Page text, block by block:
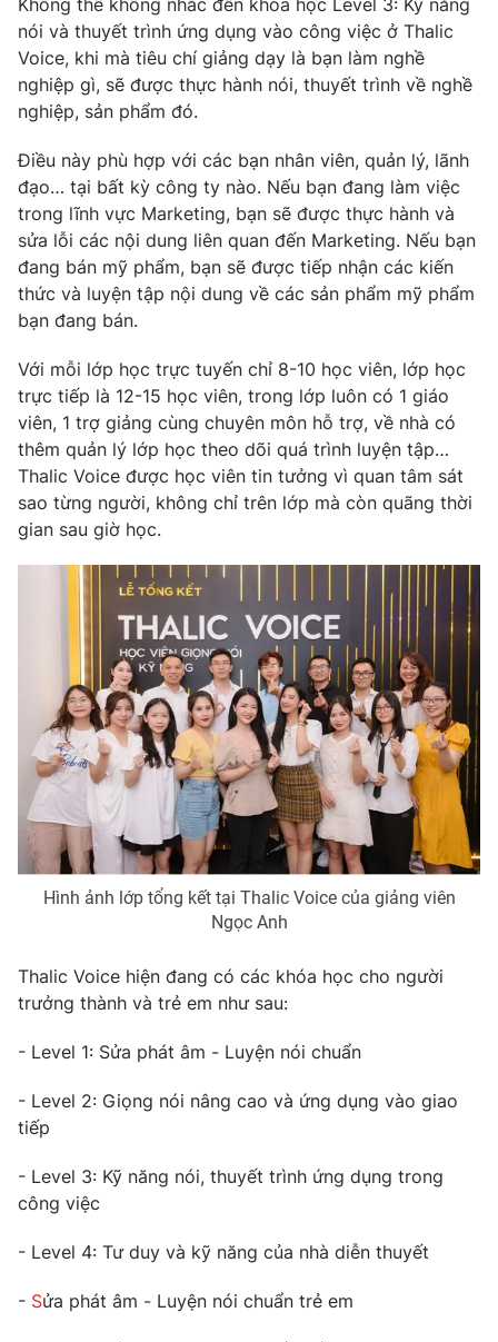
Không thể không nhắc đến khóa học Level 3: Kỹ năng
nói và thuyết trình ứng dụng vào công việc ở Thalic
Voice, khi mà tiêu chí giảng dạy là bạn làm nghề
nghiệp gì, sẽ được thực hành nói, thuyết trình về nghề
nghiệp, sản phẩm đó.
Điều này phù hợp với các bạn nhân viên, quản lý, lãnh
đạo… tại bất kỳ công ty nào. Nếu bạn đang làm việc
trong lĩnh vực Marketing, bạn sẽ được thực hành và
sửa lỗi các nội dung liên quan đến Marketing. Nếu bạn
đang bán mỹ phẩm, bạn sẽ được tiếp nhận các kiến
thức và luyện tập nội dung về các sản phẩm mỹ phẩm
bạn đang bán.
Với mỗi lớp học trực tuyến chỉ 8-10 học viên, lớp học
trực tiếp là 12-15 học viên, trong lớp luôn có 1 giáo
viên, 1 trợ giảng cùng chuyên môn hỗ trợ, về nhà có
thêm quản lý lớp học theo dõi quá trình luyện tập…
Thalic Voice được học viên tin tưởng vì quan tâm sát
sao từng người, không chỉ trên lớp mà còn quãng thời
gian sau giờ học.
Hình ảnh lớp tổng kết tại Thalic Voice của giảng viên
Ngọc Anh
Thalic Voice hiện đang có các khóa học cho người
trưởng thành và trẻ em như sau:
- Level 1: Sửa phát âm - Luyện nói chuẩn
- Level 2: Giọng nói nâng cao và ứng dụng vào giao
tiếp
- Level 3: Kỹ năng nói, thuyết trình ứng dụng trong
công việc
- Level 4: Tư duy và kỹ năng của nhà diễn thuyết
- Sửa phát âm - Luyện nói chuẩn trẻ em